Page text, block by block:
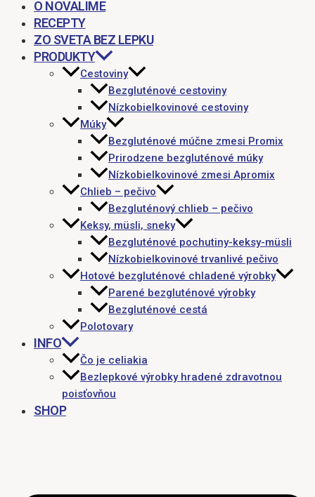
O NOVALIME
RECEPTY
ZO SVETA BEZ LEPKU
PRODUKTY
Cestoviny
Bezgluténové cestoviny
Nízkobielkovinové cestoviny
Múky
Bezgluténové múčne zmesi Promix
Prirodzene bezgluténové múky
Nízkobielkovinové zmesi Apromix
Chlieb – pečivo
Bezgluténový chlieb – pečivo
Keksy, müsli, sneky
Bezgluténové pochutiny-keksy-müsli
Nízkobielkovinové trvanlivé pečivo
Hotové bezgluténové chladené výrobky
Parené bezgluténové výrobky
Bezgluténové cestá
Polotovary
INFO
Čo je celiakia
Bezlepkové výrobky hradené zdravotnou
poisťovňou
SHOP